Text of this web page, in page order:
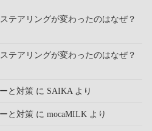
アリングが変わったのはなぜ？
アリングが変わったのはなぜ？
と対策 に SAIKA より
と対策 に mocaMILK より